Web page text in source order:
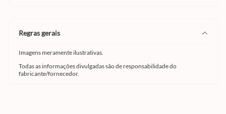
regras gerais
Imagens meramente ilustrativas.
Todas as informações divulgadas são de responsabilidade do
fabricante/fornecedor.